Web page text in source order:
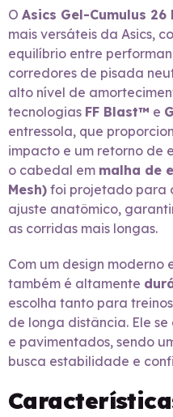
O Asics Gel-Cumulus 26
mais versáteis da Asics,
equilíbrio entre
corredores de pisada
alto nível de
tecnologias FF Blast™ e
entressola, que
impacto e um retorno de
o cabedal em malha de
Mesh) foi projetado para
ajuste anatômico,
as corridas mais longas.
Com um design moderno
também é altamente
escolha tanto para
de longa distância. Ele
e pavimentados, sendo
busca estabilidade e